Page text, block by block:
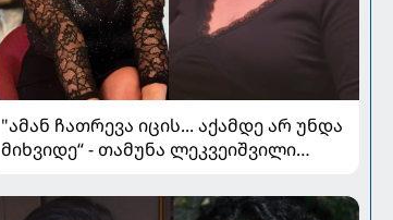
"ამან ჩათრევა იცის... აქამდე არ უნდა
მიხვიდე“ - თამუნა ლეკვეიშვილი